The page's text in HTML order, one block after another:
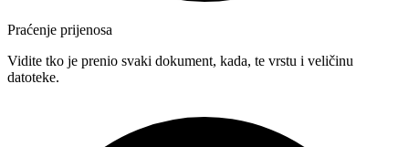
Praćenje prijenosa
Vidite tko je prenio svaki dokument, kada, te vrstu i veličinu
datoteke.